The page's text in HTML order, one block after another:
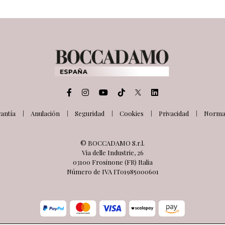
Anulación Seguridad Cookies Privacidad
© BOCCADAMO S.r.l.
Via delle Industrie, 26
03100 Frosinone (FR) Italia
Número de IVA IT01985000601